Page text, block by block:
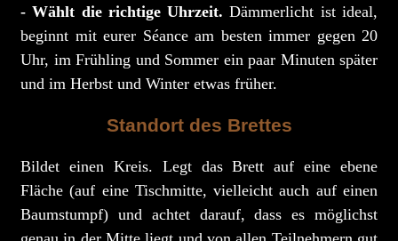
- Wählt die richtige Uhrzeit. Dämmerlicht ist ideal,
beginnt mit eurer Séance am besten immer gegen 20
Uhr, im Frühling und Sommer ein paar Minuten später
und im Herbst und Winter etwas früher.
Standort des Brettes
Bildet einen Kreis. Legt das Brett auf eine ebene
Fläche (auf eine Tischmitte, vielleicht auch auf einen
Baumstumpf) und achtet darauf, dass es möglichst